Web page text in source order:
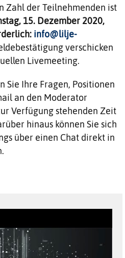
Zahl der Teilnehmenden ist
15. Dezember 2020,
info@lilje-
verschicken
Livemeeting.
Sie Ihre Fragen, Positionen
an den Moderator
Verfügung stehenden Zeit
hinaus können Sie sich
über einen Chat direkt in